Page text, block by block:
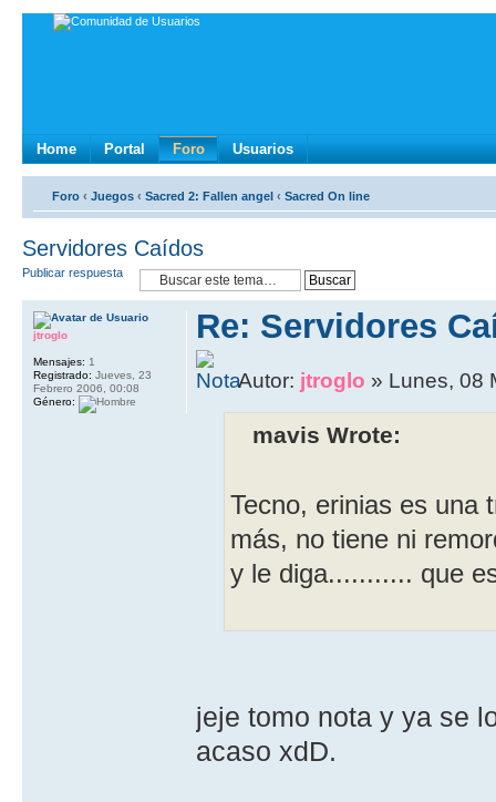
Home Portal Foro Usuarios
Foro ‹ Juegos ‹ Sacred 2: Fallen angel ‹ Sacred On line
Servidores Caídos
Publicar respuesta
Re: Servidores
Autor: jtroglo » Lunes, 08
mavis Wrote:
Tecno, erinias es una
más, no tiene ni
y le diga........... que
jeje tomo nota y ya se
acaso xdD.
jtroglo
Mensajes: 1
Registrado: Jueves, 23
Febrero 2006, 00:08
Género: